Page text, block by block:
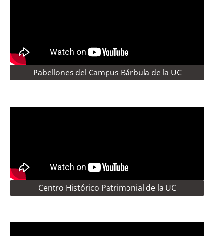
Pabellones del Campus Bárbula de la UC
Centro Histórico Patrimonial de la UC